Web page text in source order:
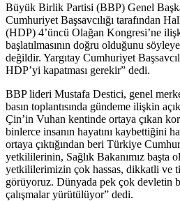
Büyük Birlik Partisi (BBP) Genel
Cumhuriyet Başsavcılığı tarafından
(HDP) 4’üncü Olağan Kongresi’ne
başlatılmasının doğru olduğunu
değildir. Yargıtay Cumhuriyet
HDP’yi kapatması gerekir” dedi.
BBP lideri Mustafa Destici, genel
basın toplantısında gündeme ilişkin
Çin’in Vuhan kentinde ortaya çıkan
binlerce insanın hayatını kaybettiğini
ortaya çıktığından beri Türkiye
yetkililerinin, Sağlık Bakanımız başta
yetkililerimizin çok hassas, dikkatli ve
görüyoruz. Dünyada pek çok devletin
çalışmalar yürütülüyor” dedi.